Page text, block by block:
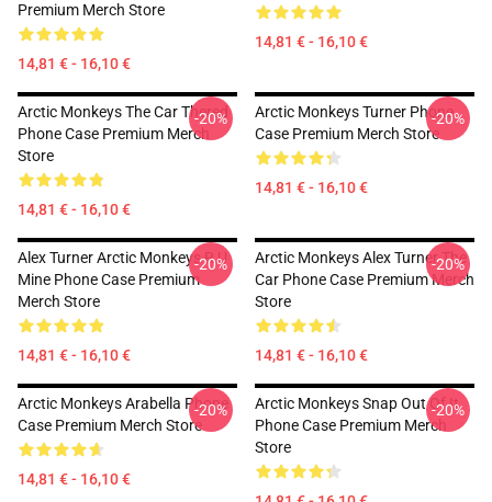
Premium Merch Store
14,81 € - 16,10 €
14,81 € - 16,10 €
Arctic Monkeys The Car Thered
Phone Case Premium Merch
Store
14,81 € - 16,10 €
-20%
Arctic Monkeys Turner Phone
Case Premium Merch Store
14,81 € - 16,10 €
-20%
Alex Turner Arctic Monkeys R U
Mine Phone Case Premium
Merch Store
14,81 € - 16,10 €
-20%
Arctic Monkeys Alex Turner The
Car Phone Case Premium Merch
Store
14,81 € - 16,10 €
-20%
Arctic Monkeys Arabella Phone
Case Premium Merch Store
14,81 € - 16,10 €
-20%
Arctic Monkeys Snap Out Of It
Phone Case Premium Merch
Store
-20%